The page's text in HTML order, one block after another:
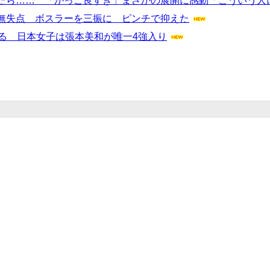
失点 ボスラーを三振に ピンチで抑えた
日本女子は張本美和が唯一4強入り